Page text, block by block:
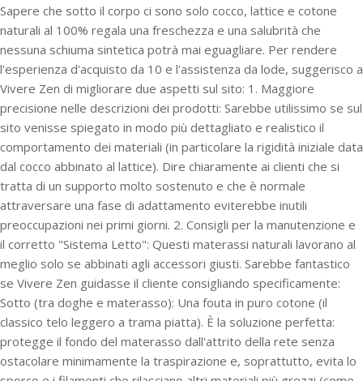
Sapere che sotto il corpo ci sono solo cocco, lattice e cotone
naturali al 100% regala una freschezza e una salubrità che
nessuna schiuma sintetica potrà mai eguagliare. Per rendere
l'esperienza d'acquisto da 10 e l'assistenza da lode, suggerisco a
Vivere Zen di migliorare due aspetti sul sito: 1. Maggiore
precisione nelle descrizioni dei prodotti: Sarebbe utilissimo se sul
sito venisse spiegato in modo più dettagliato e realistico il
comportamento dei materiali (in particolare la rigidità iniziale data
dal cocco abbinato al lattice). Dire chiaramente ai clienti che si
tratta di un supporto molto sostenuto e che è normale
attraversare una fase di adattamento eviterebbe inutili
preoccupazioni nei primi giorni. 2. Consigli per la manutenzione e
il corretto "Sistema Letto": Questi materassi naturali lavorano al
meglio solo se abbinati agli accessori giusti. Sarebbe fantastico
se Vivere Zen guidasse il cliente consigliando specificamente:
Sotto (tra doghe e materasso): Una fouta in puro cotone (il
classico telo leggero a trama piatta). È la soluzione perfetta:
protegge il fondo del materasso dall'attrito della rete senza
ostacolare minimamente la traspirazione e, soprattutto, evita lo